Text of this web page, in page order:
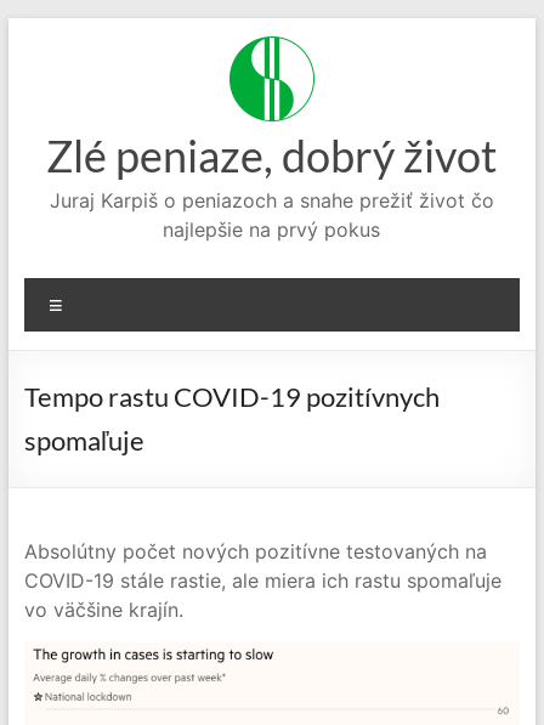
Zlé peniaze, dobrý život
Juraj Karpiš o peniazoch a snahe prežiť život čo
najlepšie na prvý pokus
Tempo rastu COVID-19 pozitívnych
spomaľuje
Absolútny počet nových pozitívne testovaných na
COVID-19 stále rastie, ale miera ich rastu spomaľuje
vo väčšine krajín.